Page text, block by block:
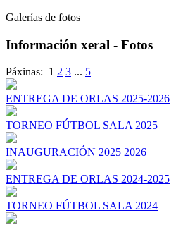
Galerías de fotos
Información xeral - Fotos
Páxinas: 1 2 3 ... 5
ENTREGA DE ORLAS 2025-2026
TORNEO FÚTBOL SALA 2025
INAUGURACIÓN 2025 2026
ENTREGA DE ORLAS 2024-2025
TORNEO FÚTBOL SALA 2024